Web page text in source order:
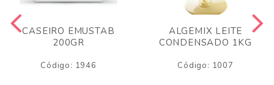
CASEIRO EMUSTAB
200GR
Código: 1946
ALGEMIX LEITE
CONDENSADO 1KG
Código: 1007